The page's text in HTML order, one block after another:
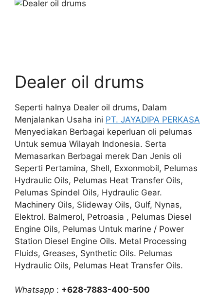
Dealer oil drums
Seperti halnya Dealer oil drums, Dalam
Menjalankan Usaha ini PT. JAYADIPA PERKASA
Menyediakan Berbagai keperluan oli pelumas
Untuk semua Wilayah Indonesia. Serta
Memasarkan Berbagai merek Dan Jenis oli
Seperti Pertamina, Shell, Exxonmobil, Pelumas
Hydraulic Oils, Pelumas Heat Transfer Oils,
Pelumas Spindel Oils, Hydraulic Gear.
Machinery Oils, Slideway Oils, Gulf, Nynas,
Elektrol. Balmerol, Petroasia , Pelumas Diesel
Engine Oils, Pelumas Untuk marine / Power
Station Diesel Engine Oils. Metal Processing
Fluids, Greases, Synthetic Oils. Pelumas
Hydraulic Oils, Pelumas Heat Transfer Oils.
Whatsapp : +628-7883-400-500